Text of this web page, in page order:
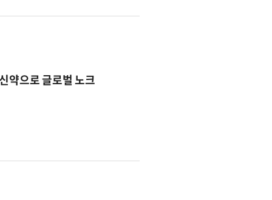
약으로 글로벌 노크